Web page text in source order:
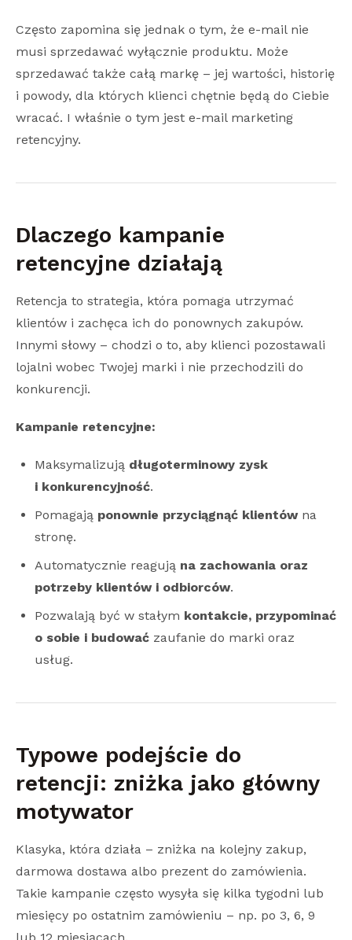
Często zapomina się jednak o tym, że e-mail nie
musi sprzedawać wyłącznie produktu. Może
sprzedawać także całą markę – jej wartości, historię
i powody, dla których klienci chętnie będą do Ciebie
wracać. I właśnie o tym jest e-mail marketing
retencyjny.
Dlaczego kampanie
retencyjne działają
Retencja to strategia, która pomaga utrzymać
klientów i zachęca ich do ponownych zakupów.
Innymi słowy – chodzi o to, aby klienci pozostawali
lojalni wobec Twojej marki i nie przechodzili do
konkurencji.
Kampanie retencyjne:
Maksymalizują długoterminowy zysk
i konkurencyjność.
Pomagają ponownie przyciągnąć klientówna
stronę.
Automatycznie reagują na zachowania oraz
potrzeby klientów i odbiorców.
Pozwalają być w stałym kontakcie, przypominać
o sobie i budować zaufanie do marki oraz
usług.
Typowe podejście do
retencji: zniżka jako główny
motywator
Klasyka, która działa – zniżka na kolejny zakup,
darmowa dostawa albo prezent do zamówienia.
Takie kampanie często wysyła się kilka tygodni lub
miesięcy po ostatnim zamówieniu – np. po 3, 6, 9